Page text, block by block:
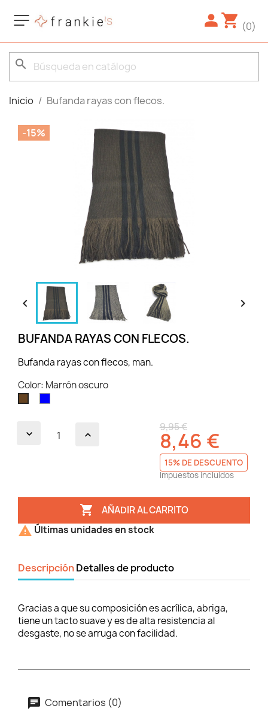
(0)
search
Inicio Bufanda rayas con flecos.
-15%
 
BUFANDA RAYAS CON FLECOS.
Bufanda rayas con flecos, man.
Color: Marrón oscuro
Marrón
oscuro
Azul
9,95 €
8,46 €
15% DE DESCUENTO
Impuestos incluidos
 AÑADIR AL CARRITO
 Últimas unidades en stock
DescripciónDetalles de producto
Gracias a que su composición es acrílica, abriga,
tiene un tacto suave y es de alta resistencia al
desgaste, no se arruga con facilidad.
Comentarios (0)